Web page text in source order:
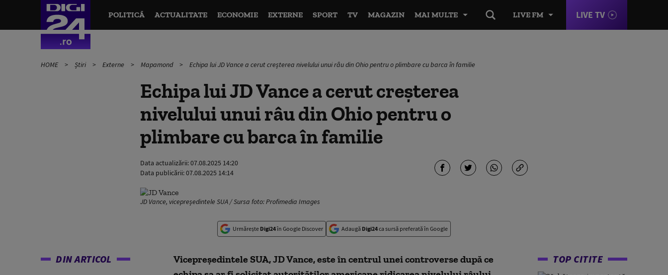
LIVE FM LIVE TV
POLITICĂ ACTUALITATE ECONOMIE EXTERNE SPORT TV MAGAZIN MAI MULTE
HOME Știri Externe Mapamond Echipa lui JD Vance a cerut creșterea nivelului unui râu din Ohio pentru o plimbare cu barca în familie
Echipa lui JD Vance a cerut creșterea
nivelului unui râu din Ohio pentru o
plimbare cu barca în familie
Data actualizării:07.08.2025 14:20
Data publicării:07.08.2025 14:14
JD Vance, vicepreședintele SUA / Sursa foto: Profimedia Images
Urmărește Digi24în Google Discover Adaugă Digi24ca sursă preferată în Google
DIN ARTICOL
Vicepreședintele SUA, JD Vance, este în centrul unei controverse după ce
TOP CITITE